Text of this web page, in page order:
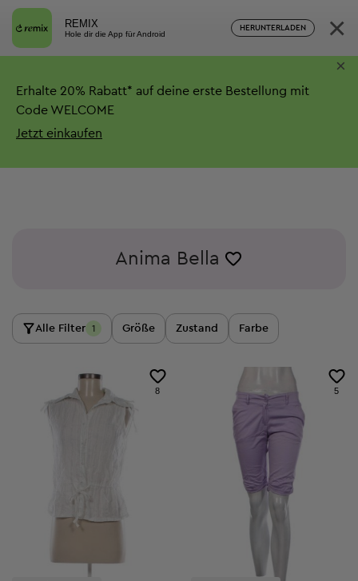
REMIX
Hole dir die App für Android
HERUNTERLADEN ×
Erhalte 20% Rabatt* auf deine erste Bestellung mit
Code WELCOME
Jetzt einkaufen
×
Anima Bella
Alle Filter 1 Größe Zustand Farbe
8 5